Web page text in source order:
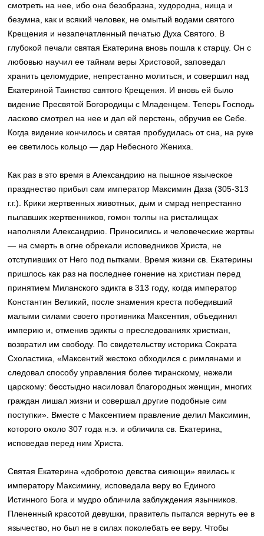
смотреть на нее, ибо она безобразна, худородна, нища и
безумна, как и всякий человек, не омытый водами святого
Крещения и незапечатленный печатью Духа Святого. В
глубокой печали святая Екатерина вновь пошла к старцу. Он с
любовью научил ее тайнам веры Христовой, заповедал
хранить целомудрие, непрестанно молиться, и совершил над
Екатериной Таинство святого Крещения. И вновь ей было
видение Пресвятой Богородицы с Младенцем. Теперь Господь
ласково смотрел на нее и дал ей перстень, обручив ее Себе.
Когда видение кончилось и святая пробудилась от сна, на руке
ее светилось кольцо — дар Небесного Жениха.
Как раз в это время в Александрию на пышное языческое
празднество прибыл сам император Максимин Даза (305-313
г.г.). Крики жертвенных животных, дым и смрад непрестанно
пылавших жертвенников, гомон толпы на ристалищах
наполняли Александрию. Приносились и человеческие жертвы
— на смерть в огне обрекали исповедников Христа, не
отступивших от Него под пытками. Время жизни св. Екатерины
пришлось как раз на последнее гонение на христиан перед
принятием Миланского эдикта в 313 году, когда император
Константин Великий, после знамения креста победивший
малыми силами своего противника Максентия, объединил
империю и, отменив эдикты о преследованиях христиан,
возвратил им свободу. По свидетельству историка Сократа
Схоластика, «Максентий жестоко обходился с римлянами и
следовал способу управления более тиранскому, нежели
царскому: бесстыдно насиловал благородных женщин, многих
граждан лишал жизни и совершал другие подобные сим
поступки». Вместе с Максентием правление делил Максимин,
которого около 307 года н.э. и обличила св. Екатерина,
исповедав перед ним Христа.
Святая Екатерина «добротою девства сияющи» явилась к
императору Максимину, исповедала веру во Единого
Истинного Бога и мудро обличила заблуждения язычников.
Плененный красотой девушки, правитель пытался вернуть ее в
язычество, но был не в силах поколебать ее веру. Чтобы